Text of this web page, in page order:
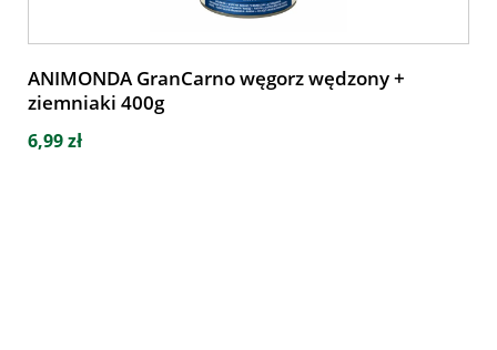
ANIMONDA GranCarno węgorz wędzony +
ziemniaki 400g
6,99 zł